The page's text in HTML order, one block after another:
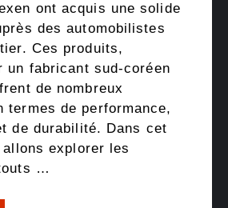
ont acquis une solide
des automobilistes
Ces produits,
un fabricant sud-coréen
de nombreux
termes de performance,
de durabilité. Dans cet
explorer les
…